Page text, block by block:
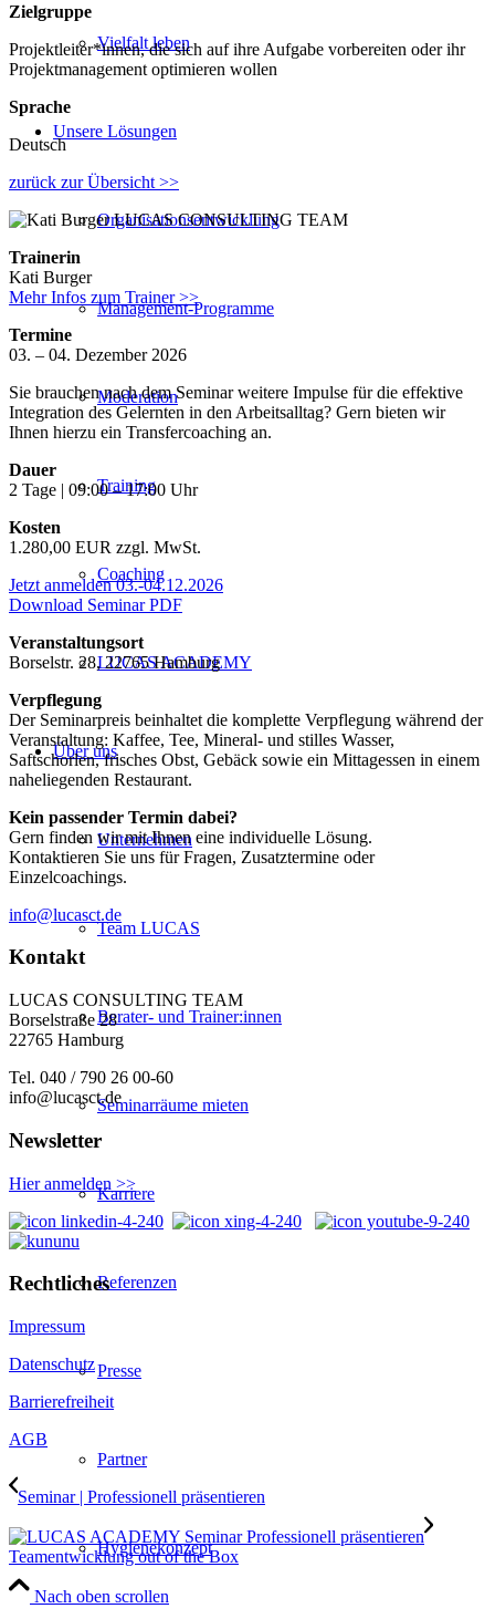
Vielfalt leben
Unsere Lösungen
Organisationsentwicklung
Management-Programme
Moderation
Training
Coaching
LUCAS ACADEMY
Über uns
Unternehmen
Team LUCAS
Berater- und Trainer:innen
Seminarräume mieten
Karriere
Referenzen
Presse
Partner
Hygienekonzept
Zielgruppe
Projektleiter*innen, die sich auf ihre Aufgabe vorbereiten oder ihr
Projektmanagement optimieren wollen
Sprache
Deutsch
zurück zur Übersicht >>
Trainerin
Kati Burger
Mehr Infos zum Trainer >>
Termine
03. – 04. Dezember 2026
Sie brauchen nach dem Seminar weitere Impulse für die effektive
Integration des Gelernten in den Arbeitsalltag? Gern bieten wir
Ihnen hierzu ein Transfercoaching an.
Dauer
2 Tage | 09:00 – 17:00 Uhr
Kosten
1.280,00 EUR zzgl. MwSt.
Jetzt anmelden 03.-04.12.2026
Download Seminar PDF
Veranstaltungsort
Borselstr. 28, 22765 Hamburg
Verpflegung
Der Seminarpreis beinhaltet die komplette Verpflegung während der
Veranstaltung: Kaffee, Tee, Mineral- und stilles Wasser,
Saftschorlen, frisches Obst, Gebäck sowie ein Mittagessen in einem
naheliegenden Restaurant.
Kein passender Termin dabei?
Gern finden wir mit Ihnen eine individuelle Lösung.
Kontaktieren Sie uns für Fragen, Zusatztermine oder
Einzelcoachings.
info@lucasct.de
Kontakt
LUCAS CONSULTING TEAM
Borselstraße 28
22765 Hamburg
Tel. 040 / 790 26 00-60
info@lucasct.de
Newsletter
Hier anmelden >>
Rechtliches
Impressum
Datenschutz
Barrierefreiheit
AGB
Seminar | Professionell präsentieren
Teamentwicklung out of the Box
Nach oben scrollen